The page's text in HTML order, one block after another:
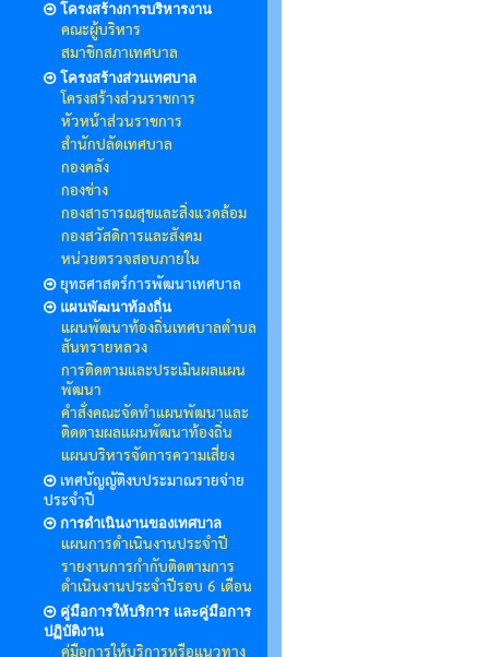
โครงสร้างการบริหารงาน
คณะผู้บริหาร
สมาชิกสภาเทศบาล
โครงสร้างส่วนเทศบาล
โครงสร้างส่วนราชการ
หัวหน้าส่วนราชการ
สำนักปลัดเทศบาล
กองคลัง
กองช่าง
กองสาธารณสุขและสิ่งแวดล้อม
กองสวัสดิการและสังคม
หน่วยตรวจสอบภายใน
ยุทธศาสตร์การพัฒนาเทศบาล
แผนพัฒนาท้องถิ่น
แผนพัฒนาท้องถิ่นเทศบาลตำบล
สันทรายหลวง
การติดตามและประเมินผลแผน
พัฒนา
คำสั่งคณะจัดทำแผนพัฒนาและ
ติดตามผลแผนพัฒนาท้องถิ่น
แผนบริหารจัดการความเสี่ยง
เทศบัญญัติงบประมาณรายจ่าย
ประจำปี
การดำเนินงานของเทศบาล
แผนการดำเนินงานประจำปี
รายงานการกำกับติดตามการ
ดำเนินงานประจำปีรอบ 6 เดือน
คู่มือการให้บริการ และคู่มือการ
ปฏิบัติงาน